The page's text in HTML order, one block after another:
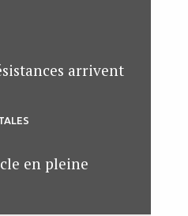
arrivent
en pleine